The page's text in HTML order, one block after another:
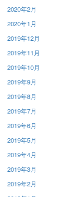
2020年2月
2020年1月
2019年12月
2019年11月
2019年10月
2019年9月
2019年8月
2019年7月
2019年6月
2019年5月
2019年4月
2019年3月
2019年2月